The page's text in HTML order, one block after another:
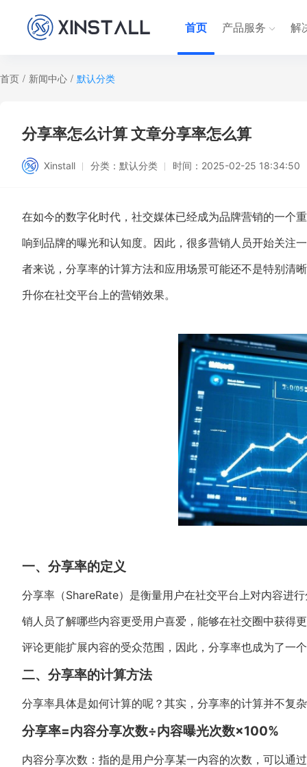
首页 产品服务 解
首页 / 新闻中心 / 默认分类
分享率怎么计算 文章分享率怎么算
Xinstall 分类： 默认分类 时间： 2025-02-25 18:34:50
在如今的数字化时代，社交媒体已经成为品牌营销的一个
响到品牌的曝光和认知度。因此，很多营销人员开始关
者来说，分享率的计算方法和应用场景可能还不是特别清
升你在社交平台上的营销效果。
一、分享率的定义
分享率（ShareRate）是衡量用户在社交平台上对内容进
销人员了解哪些内容更受用户喜爱，能够在社交圈中获得
评论更能扩展内容的受众范围，因此，分享率也成为了一
二、分享率的计算方法
分享率具体是如何计算的呢？其实，分享率的计算并不复
分享率=内容分享次数÷内容曝光次数×100%
内容分享次数：指的是用户分享某一内容的次数，可以通